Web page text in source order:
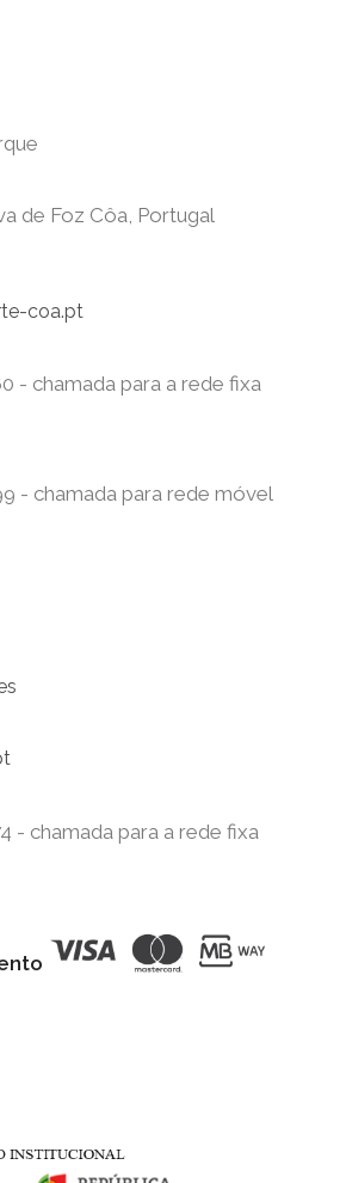
de Foz Côa, Portugal
coa.pt
- chamada para a rede fixa
- chamada para rede móvel
- chamada para a rede fixa